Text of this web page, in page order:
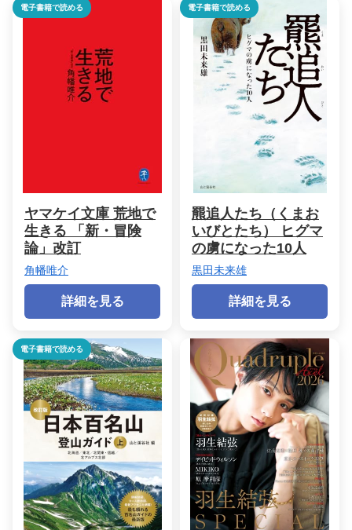
電子書籍で読める
ヤマケイ文庫 荒地で
生きる 「新・冒険
論」改訂
角幡唯介
詳細を見る
電子書籍で読める
羆追人たち（くまお
いびとたち） ヒグマ
の虜になった10人
黒田未来雄
詳細を見る
電子書籍で読める